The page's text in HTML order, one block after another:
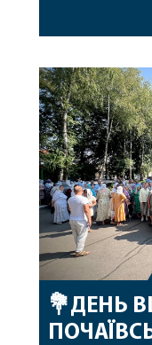
секретар
побажавши йому
допомоги, миру,
благословенних
💐ДЕНЬ